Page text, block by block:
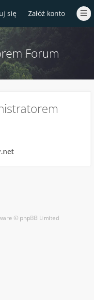
się Załóż konto
Forum
© phpBB Limited